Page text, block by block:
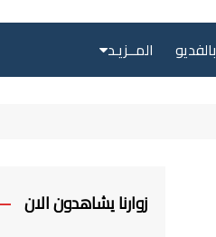
بالفديو المــزيـد
من نحن
زوارنا يشاهدون الان